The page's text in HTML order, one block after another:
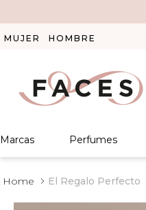
MUJER HOMBRE
Marcas Perfumes
El Regalo Perfecto